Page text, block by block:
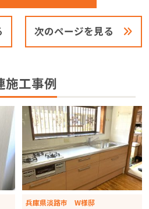
次のページを見る
施工事例
兵庫県淡路市 W様邸